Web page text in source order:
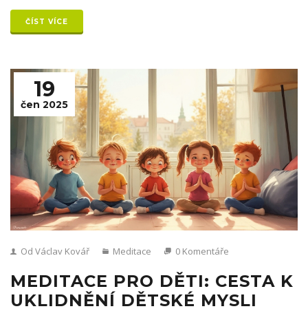
ČÍST VÍCE
19
čen 2025
Od Václav Kovář Meditace 0 Komentáře
MEDITACE PRO DĚTI: CESTA K
UKLIDNĚNÍ DĚTSKÉ MYSLI